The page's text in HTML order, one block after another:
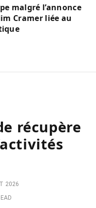
malgré l’annonce
Cramer liée au
récupère
2026